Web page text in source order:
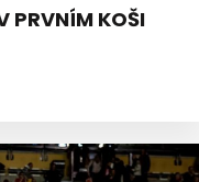
PRVNÍM KOŠI